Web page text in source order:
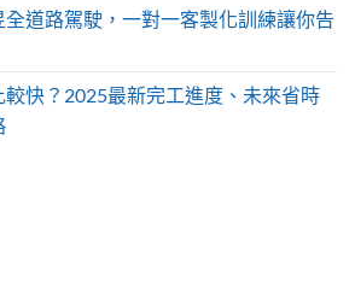
道路駕駛，一對一客製化訓練讓你告
快？2025最新完工進度、未來省時